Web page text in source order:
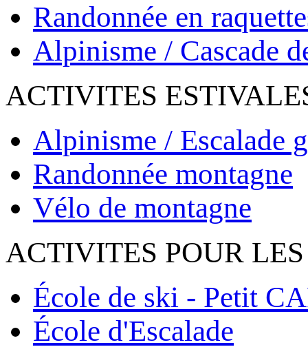
Randonnée en
Alpinisme / Cascade
ACTIVITES
Alpinisme / Escalade
Randonnée montagne
Vélo de montagne
ACTIVITES POUR
École de ski - Petit
École d'Escalade